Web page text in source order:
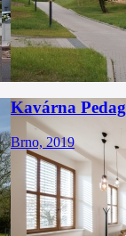
Kavárna
Brno, 2019